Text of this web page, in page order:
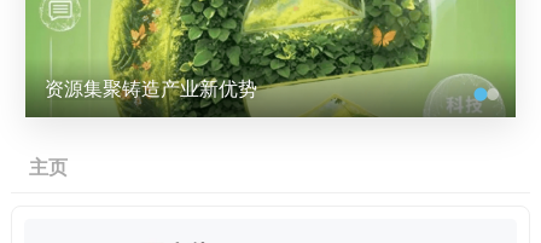
资源集聚铸造产业新优势
主页